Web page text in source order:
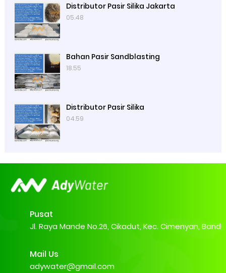
Distributor Pasir Silika Jakarta
05.48
Bahan Pasir Sandblasting
18.55
Distributor Pasir Silika
04.59
Pusat
Jl. Raya Mande No.26, Cikadut, Kec. Cimenyan,
Mail Us
adywater@gmail.com